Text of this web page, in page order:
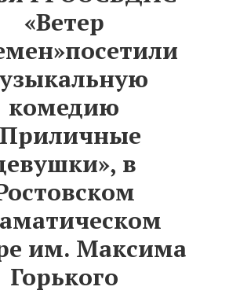
«Ветер
комедию
в
им. Максима
Горького